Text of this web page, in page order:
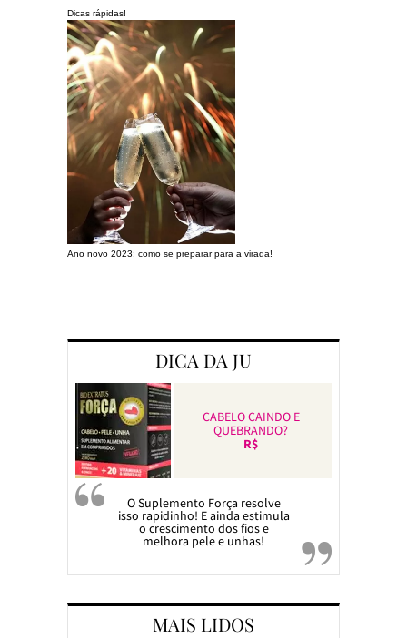
Dicas rápidas!
Ano novo 2023: como se preparar para a virada!
DICA DA JU
CABELO CAINDO E
QUEBRANDO?
R$
O Suplemento Força resolve
isso rapidinho! E ainda estimula
o crescimento dos fios e
melhora pele e unhas!
MAIS LIDOS